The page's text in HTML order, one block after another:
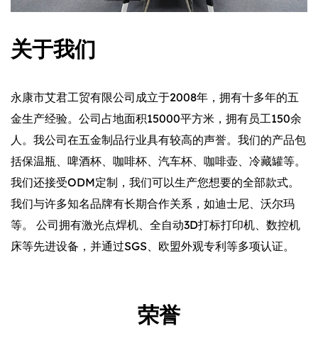
关于我们
永康市艾君工贸有限公司成立于2008年，拥有十多年的五
金生产经验。公司占地面积15000平方米，拥有员工150余
人。我公司在五金制品行业具有较高的声誉。我们的产品包
括保温瓶、啤酒杯、咖啡杯、汽车杯、咖啡壶、冷藏罐等。
我们还接受ODM定制，我们可以生产您想要的全部款式。
我们与许多知名品牌有长期合作关系，如迪士尼、沃尔玛
等。 公司拥有激光点焊机、全自动3D打标打印机、数控机
床等先进设备，并通过SGS、欧盟外观专利等多项认证。
荣誉